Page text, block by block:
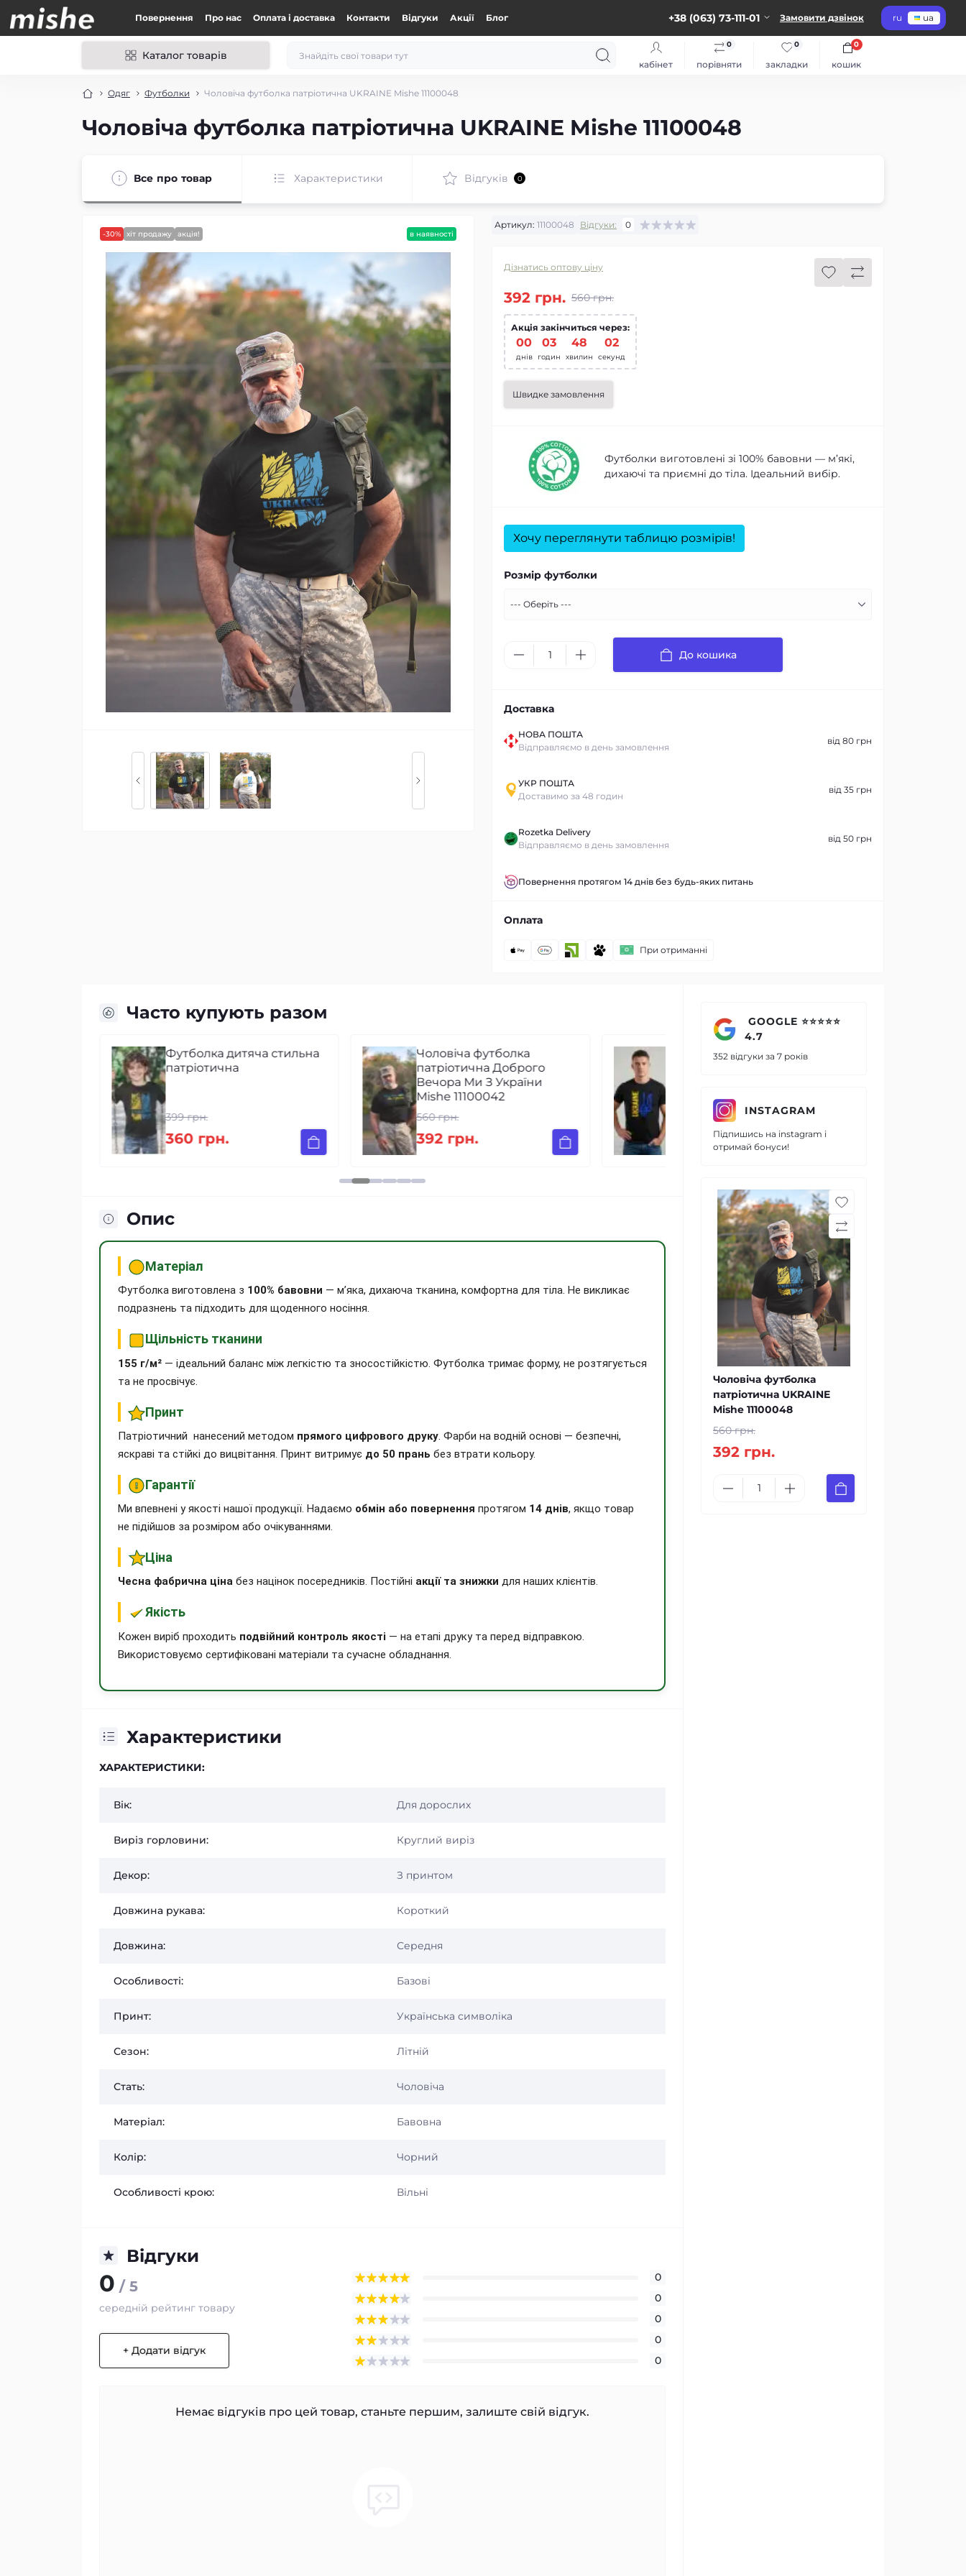
Повернення Про нас Оплата і доставка Контакти Відгуки Акції Блог +38 (063) 73-111-01 Замовити дзвінок ru ua
Каталог товарів
кабінет порівняти
0
закладки
0
кошик
0
Одяг Футболки Чоловіча футболка патріотична UKRAINE Mishe 11100048
Чоловіча футболка патріотична UKRAINE Mishe 11100048
Все про товар Характеристики Відгуків 0
-30% хіт продажу акція! в наявності
Артикул: 11100048 Відгуки: 0
Дізнатись оптову ціну
560 грн.
392 грн.
Акція закінчиться через:
00
днів
03
годин
48
хвилин
01
секунд
Швидке замовлення
Футболки виготовлені зі 100% бавовни — м’які,
дихаючі та приємні до тіла. Ідеальний вибір.
Хочу переглянути таблицю розмірів!
Розмір футболки
До кошика
Доставка
НОВА ПОШТА
Відправляємо в день замовлення
від 80 грн
УКР ПОШТА
Доставимо за 48 годин
від 35 грн
Rozetka Delivery
Відправляємо в день замовлення
від 50 грн
Повернення протягом 14 днів без будь-яких питань
Оплата
При отриманні
Часто купують разом
Футболка дитяча стильна
патріотична
399 грн.
360 грн.
Чоловіча футболка
патріотична Доброго
Вечора Ми З України
Mishe 11100042
560 грн.
392 грн.
Чоловіча чорна футболка
111000113
392 грн.
Опис
Матеріал
Футболка виготовлена з 100% бавовни — м’яка, дихаюча тканина, комфортна для тіла. Не викликає
подразнень та підходить для щоденного носіння.
Щільність тканини
155 г/м² — ідеальний баланс між легкістю та зносостійкістю. Футболка тримає форму, не розтягується
та не просвічує.
Принт
Патріотичний нанесений методом прямого цифрового друку. Фарби на водній основі — безпечні,
яскраві та стійкі до вицвітання. Принт витримує до 50 прань без втрати кольору.
Гарантії
Ми впевнені у якості нашої продукції. Надаємо обмін або повернення протягом 14 днів, якщо товар
не підійшов за розміром або очікуваннями.
Ціна
Чесна фабрична ціна без націнок посередників. Постійні акції та знижки для наших клієнтів.
Якість
Кожен виріб проходить подвійний контроль якості — на етапі друку та перед відправкою.
Використовуємо сертифіковані матеріали та сучасне обладнання.
Характеристики
ХАРАКТЕРИСТИКИ:
Вік: Для дорослих
Виріз горловини: Круглий виріз
Декор: З принтом
Довжина рукава: Короткий
Довжина: Середня
Особливості: Базові
Принт: Українська символіка
Сезон: Літній
Стать: Чоловіча
Матеріал: Бавовна
Колір: Чорний
Особливості крою: Вільні
Відгуки
0 / 5
середній рейтинг товару
+ Додати відгук
0
0
0
0
0
Немає відгуків про цей товар, станьте першим, залиште свій відгук.
GOOGLE ⭐⭐⭐⭐⭐
4.7
352 відгуки за 7 років
INSTAGRAM
Підпишись на instagram і
отримай бонуси!
Чоловіча футболка
патріотична UKRAINE
Mishe 11100048
560 грн.
392 грн.